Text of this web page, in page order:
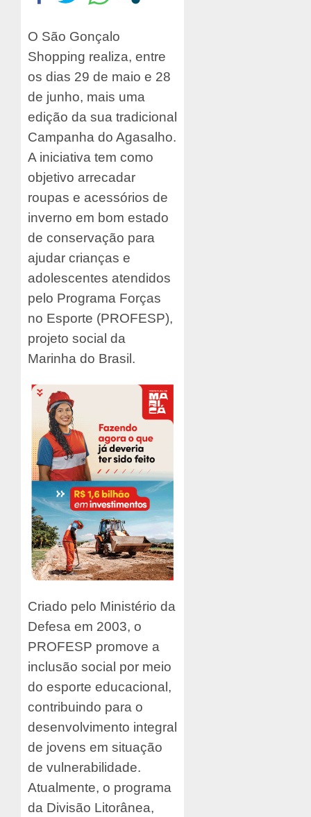
O São Gonçalo
Shopping realiza, entre
os dias 29 de maio e 28
de junho, mais uma
edição da sua tradicional
Campanha do Agasalho.
A iniciativa tem como
objetivo arrecadar
roupas e acessórios de
inverno em bom estado
de conservação para
ajudar crianças e
adolescentes atendidos
pelo Programa Forças
no Esporte (PROFESP),
projeto social da
Marinha do Brasil.
Criado pelo Ministério da
Defesa em 2003, o
PROFESP promove a
inclusão social por meio
do esporte educacional,
contribuindo para o
desenvolvimento integral
de jovens em situação
de vulnerabilidade.
Atualmente, o programa
da Divisão Litorânea,